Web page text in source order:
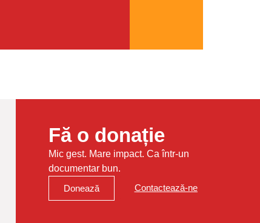
Fă o donație
Mic gest. Mare impact. Ca într-un
documentar bun.
Donează
Contactează-ne